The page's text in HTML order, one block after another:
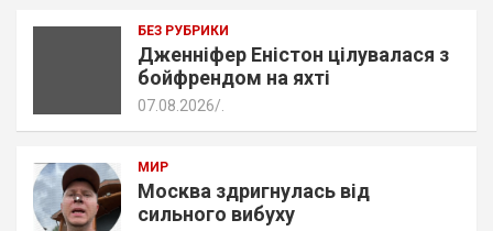
БЕЗ РУБРИКИ
Дженніфер Еністон цілувалася з
бойфрендом на яхті
07.08.2026
МИР
Москва здригнулась від
сильного вибуху